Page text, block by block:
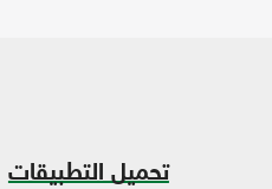
تحميل التطبيقات